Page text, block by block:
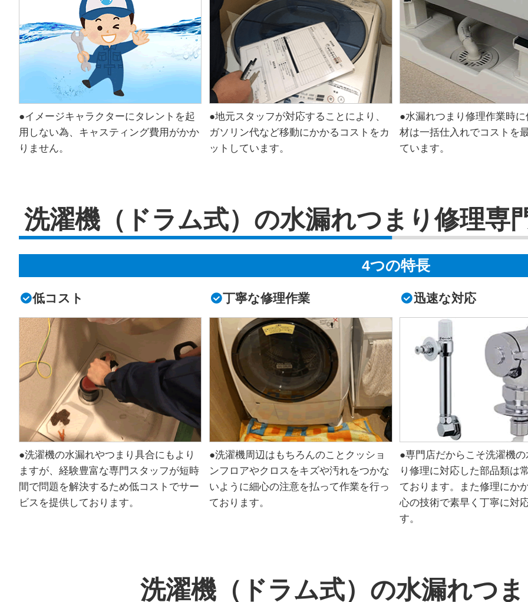
●イメージキャラクターにタレントを起
用しない為、キャスティング費用がかか
りません。
●地元スタッフが対応することにより、
ガソリン代など移動にかかるコストをカ
ットしています。
●水漏れつまり修理作業時
材は一括仕入れでコストを
ています。
洗濯機（ドラム式）の水漏れつまり修理専
4つの特長
低コスト
●洗濯機の水漏れやつまり具合にもより
ますが、経験豊富な専門スタッフが短時
間で問題を解決するため低コストでサー
ビスを提供しております。
丁寧な修理作業
●洗濯機周辺はもちろんのことクッショ
ンフロアやクロスをキズや汚れをつかな
いように細心の注意を払って作業を行っ
ております。
迅速な対応
●専門店だからこそ洗濯機
り修理に対応した部品類は
ております。また修理にか
心の技術で素早く丁寧に対
す。
洗濯機（ドラム式）の水漏れつ